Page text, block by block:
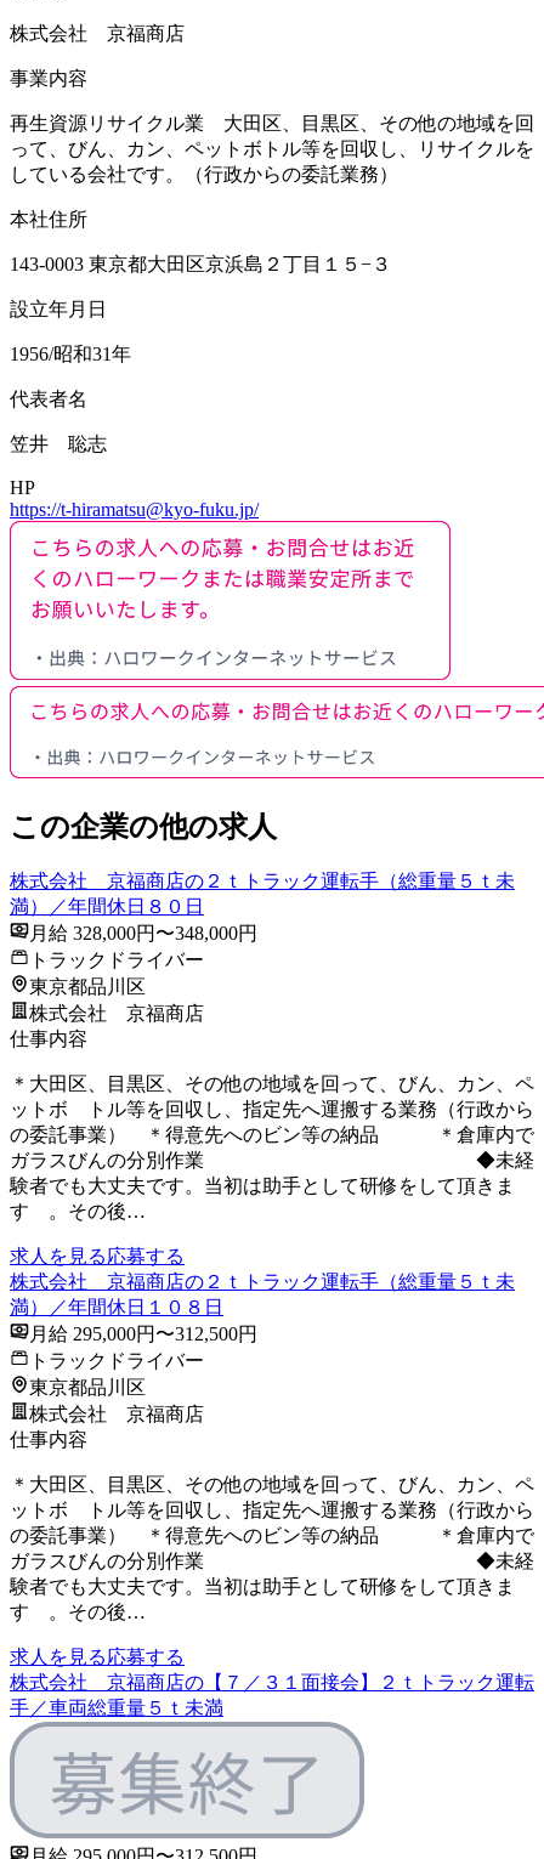
株式会社 京福商店
事業内容
再生資源リサイクル業 大田区、目黒区、その他の地域を回
って、びん、カン、ペットボトル等を回収し、リサイクルを
している会社です。（行政からの委託業務）
本社住所
143-0003 東京都大田区京浜島２丁目１５−３
設立年月日
1956/昭和31年
代表者名
笠井 聡志
HP
https://t-hiramatsu@kyo-fuku.jp/
この企業の他の求人
株式会社 京福商店の２ｔトラック運転手（総重量５ｔ未
満）／年間休日８０日
月給 328,000円〜348,000円
トラックドライバー
東京都品川区
株式会社 京福商店
仕事内容
＊大田区、目黒区、その他の地域を回って、びん、カン、ペ
ットボ トル等を回収し、指定先へ運搬する業務（行政から
の委託事業） ＊得意先へのビン等の納品 ＊倉庫内で
ガラスびんの分別作業 ◆未経
験者でも大丈夫です。当初は助手として研修をして頂きま
す 。その後…
求人を見る応募する
株式会社 京福商店の２ｔトラック運転手（総重量５ｔ未
満）／年間休日１０８日
月給 295,000円〜312,500円
トラックドライバー
東京都品川区
株式会社 京福商店
仕事内容
＊大田区、目黒区、その他の地域を回って、びん、カン、ペ
ットボ トル等を回収し、指定先へ運搬する業務（行政から
の委託事業） ＊得意先へのビン等の納品 ＊倉庫内で
ガラスびんの分別作業 ◆未経
験者でも大丈夫です。当初は助手として研修をして頂きま
す 。その後…
求人を見る応募する
株式会社 京福商店の【７／３１面接会】２ｔトラック運転
手／車両総重量５ｔ未満